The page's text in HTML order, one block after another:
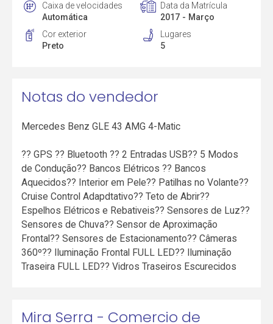
Caixa de velocidades
Automática
Data da Matrícula
2017 - Março
Cor exterior
Preto
Lugares
5
Notas do vendedor
Mercedes Benz GLE 43 AMG 4-Matic
?? GPS ?? Bluetooth ?? 2 Entradas USB?? 5 Modos
de Condução?? Bancos Elétricos ?? Bancos
Aquecidos?? Interior em Pele?? Patilhas no Volante??
Cruise Control Adapdtativo?? Teto de Abrir??
Espelhos Elétricos e Rebativeis?? Sensores de Luz??
Sensores de Chuva?? Sensor de Aproximação
Frontal?? Sensores de Estacionamento?? Câmeras
360º?? Iluminação Frontal FULL LED?? Iluminação
Traseira FULL LED?? Vidros Traseiros Escurecidos
Mira Serra - Comercio de